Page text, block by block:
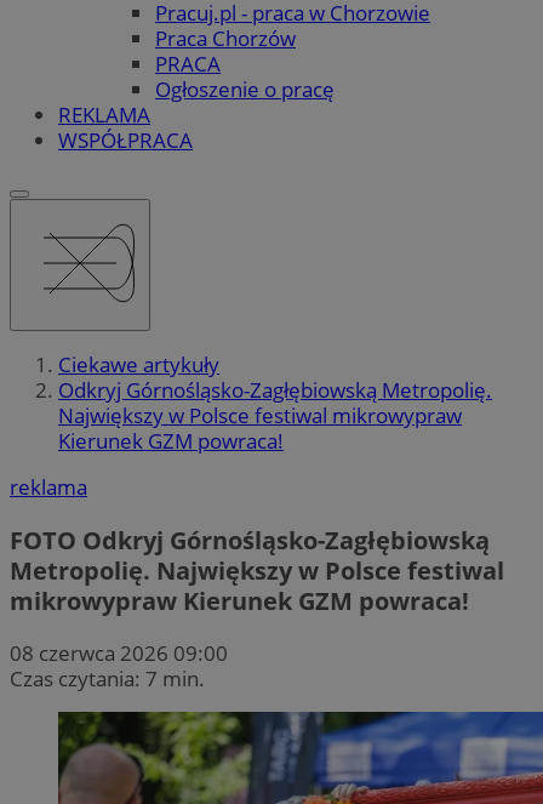
Pracuj.pl - praca w Chorzowie
Praca Chorzów
PRACA
Ogłoszenie o pracę
REKLAMA
WSPÓŁPRACA
Ciekawe artykuły
Odkryj Górnośląsko-Zagłębiowską Metropolię.
Największy w Polsce festiwal mikrowypraw
Kierunek GZM powraca!
reklama
FOTO Odkryj Górnośląsko-Zagłębiowską
Metropolię. Największy w Polsce festiwal
mikrowypraw Kierunek GZM powraca!
08 czerwca 2026 09:00
Czas czytania: 7 min.